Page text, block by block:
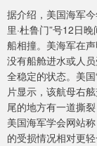
据介绍，美国海军
里·杜鲁门”号12日
船相撞。美海军在
没有船舱进水或人
全稳定的状态。美
片显示，该航母右
尾的地方有一道撕
美国海军学会网站
的受损情况相对更轻